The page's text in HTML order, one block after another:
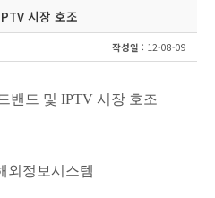
시장 호조
작성일 : 12-08-09
밴드 및 IPTV 시장 호조
외정보시스템